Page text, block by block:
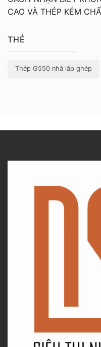
CAO VÀ THÉP KÉM
THẺ
Thép G550 nhà lắp ghép